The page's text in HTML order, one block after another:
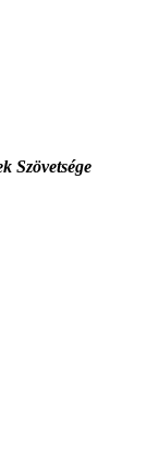
Szövetsége